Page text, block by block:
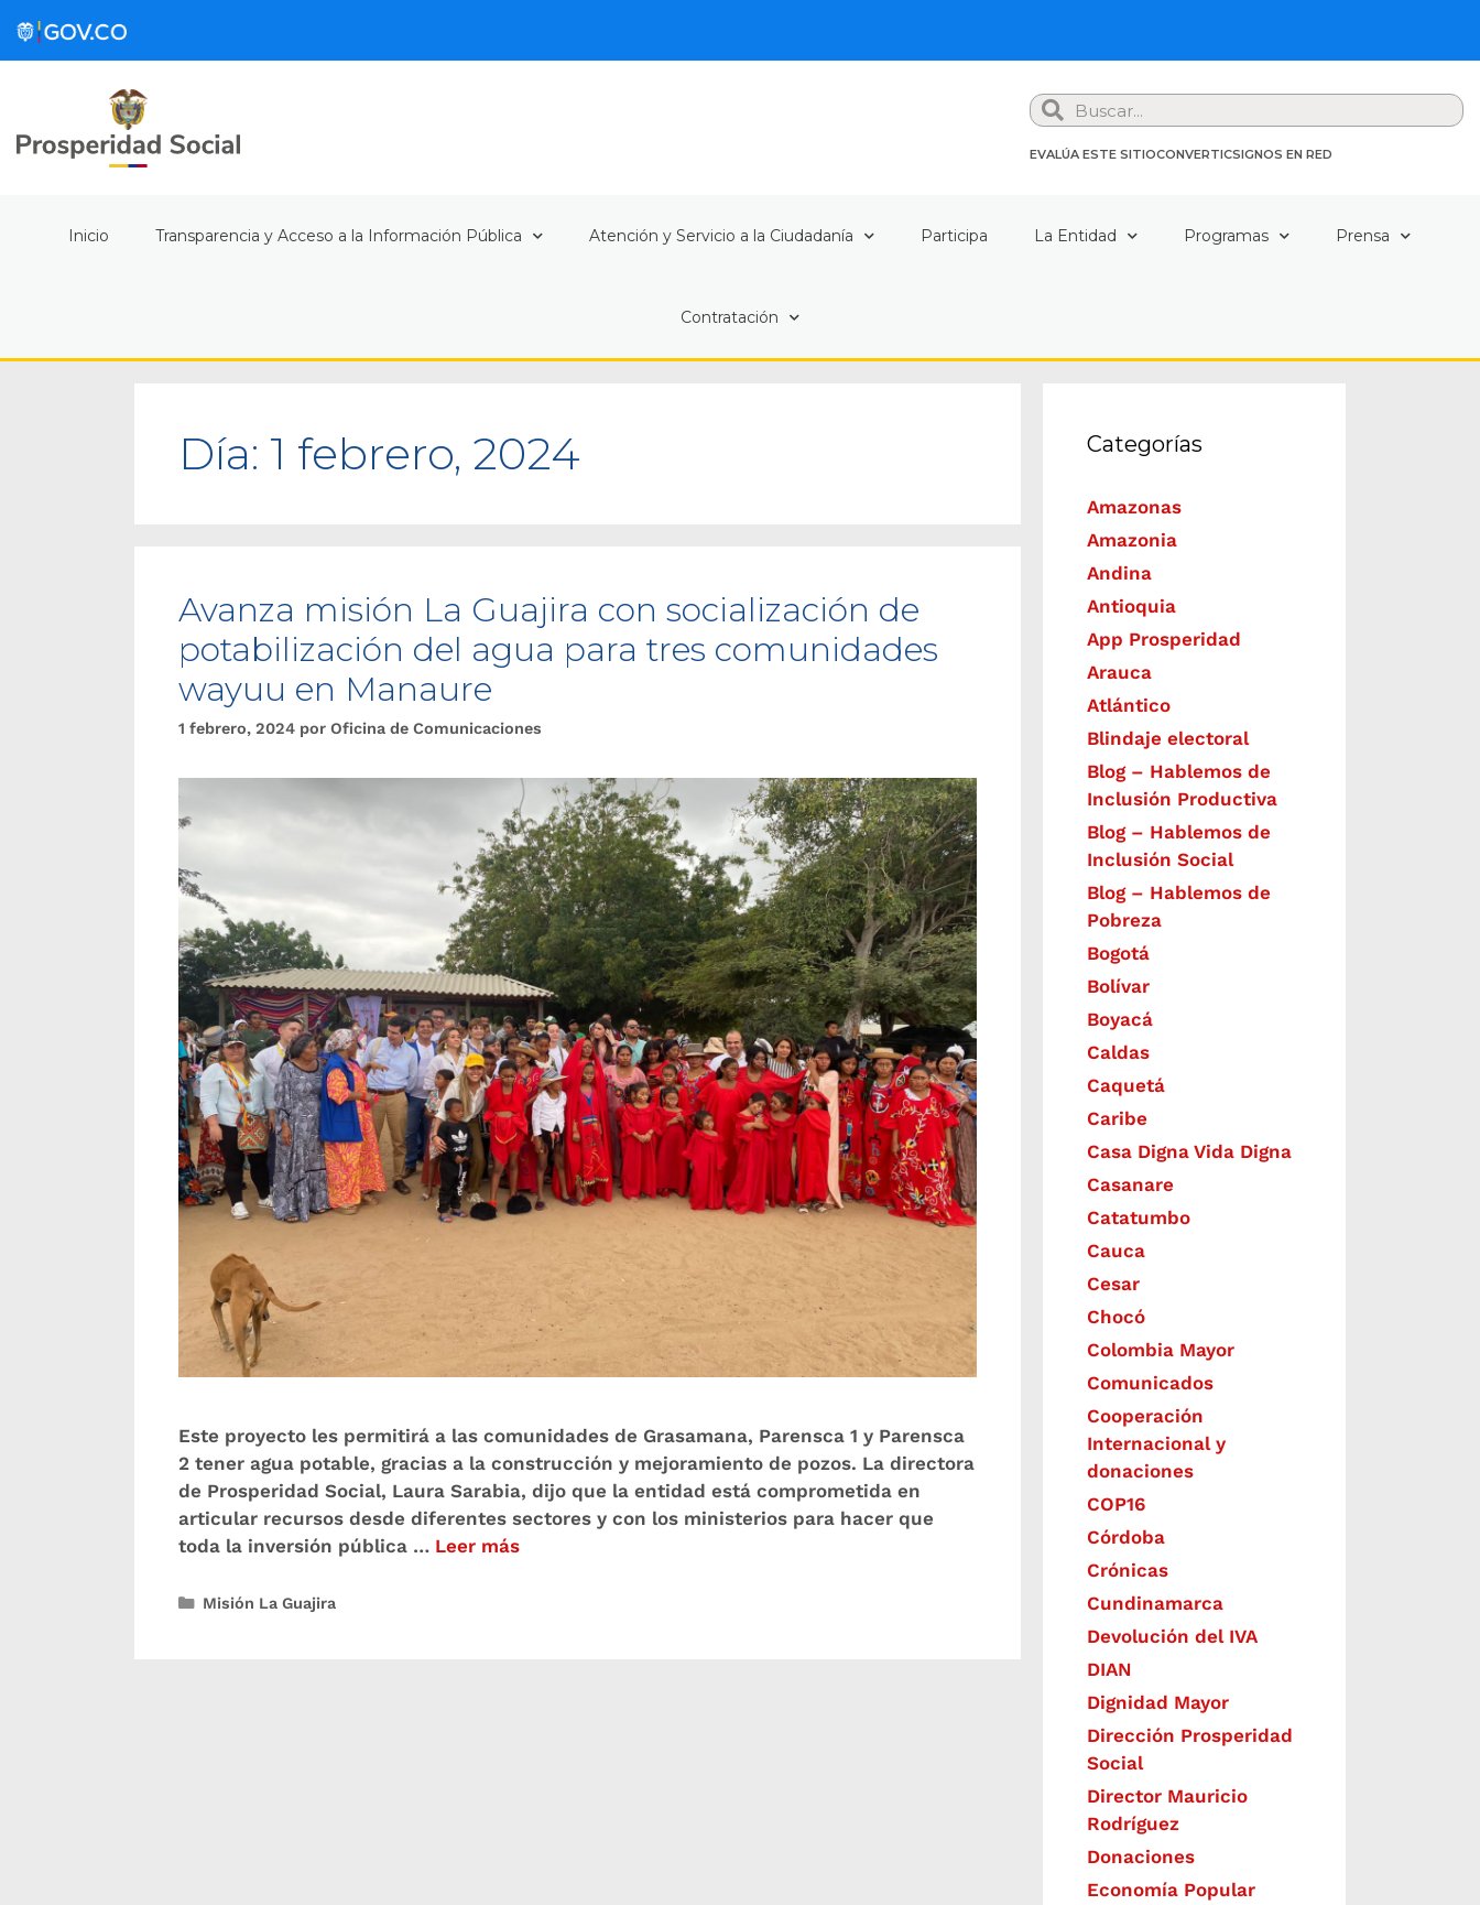
Search
EVALÚA ESTE SITIOCONVERTICSIGNOS EN RED
Inicio Transparencia y Acceso a la Información Pública Atención y Servicio a la Ciudadanía Participa La Entidad Programas Prensa
Contratación
Día: 1 febrero, 2024
Avanza misión La Guajira con socialización de
potabilización del agua para tres comunidades
wayuu en Manaure
1 febrero, 2024 por Oficina de Comunicaciones
Este proyecto les permitirá a las comunidades de Grasamana, Parensca 1 y Parensca
2 tener agua potable, gracias a la construcción y mejoramiento de pozos. La directora
de Prosperidad Social, Laura Sarabia, dijo que la entidad está comprometida en
articular recursos desde diferentes sectores y con los ministerios para hacer que
toda la inversión pública … Leer más
Misión La Guajira
Categorías
Amazonas
Amazonia
Andina
Antioquia
App Prosperidad
Arauca
Atlántico
Blindaje electoral
Blog – Hablemos de
Inclusión Productiva
Blog – Hablemos de
Inclusión Social
Blog – Hablemos de
Pobreza
Bogotá
Bolívar
Boyacá
Caldas
Caquetá
Caribe
Casa Digna Vida Digna
Casanare
Catatumbo
Cauca
Cesar
Chocó
Colombia Mayor
Comunicados
Cooperación
Internacional y
donaciones
COP16
Córdoba
Crónicas
Cundinamarca
Devolución del IVA
DIAN
Dignidad Mayor
Dirección Prosperidad
Social
Director Mauricio
Rodríguez
Donaciones
Economía Popular